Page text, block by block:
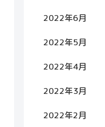
2022年6月
2022年5月
2022年4月
2022年3月
2022年2月